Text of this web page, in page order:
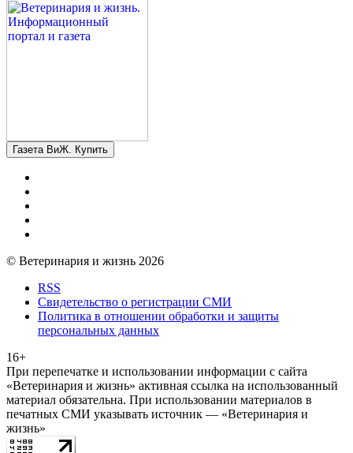
Газета ВиЖ. Купить
© Ветеринария и жизнь 2026
RSS
Свидетельство о регистрации СМИ
Политика в отношении обработки и защиты
персональных данных
16+
При перепечатке и использовании информации с сайта
«Ветеринария и жизнь» активная ссылка на использованный
материал обязательна. При использовании материалов в
печатных СМИ указывать источник — «Ветеринария и
жизнь»